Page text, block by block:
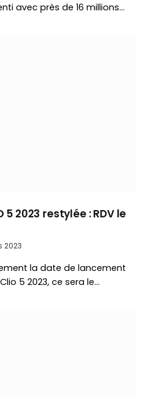
avec près de 16 millions…
5 2023 restylée : RDV le
2023
la date de lancement
5 2023, ce sera le…